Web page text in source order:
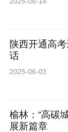
中国散文学
度”。而学术
济等议题的
陕西开通高
话
2025-06-03
榆林：“高碳
展新篇章